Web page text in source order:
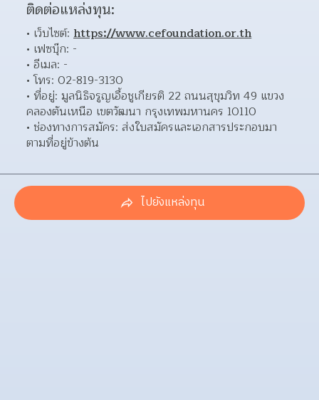
ติดต่อแหล่งทุน:
เว็บไซต์: https://www.cefoundation.or.th
เฟซบุ๊ก: -
อีเมล: -
โทร: 02-819-3130
ที่อยู่: มูลนิธิจรูญเอื้อชูเกียรติ 22 ถนนสุขุมวิท 49 แขวง
คลองตันเหนือ เขตวัฒนา กรุงเทพมหานคร 10110
ช่องทางการสมัคร: ส่งใบสมัครและเอกสารประกอบมา
ตามที่อยู่ข้างต้น
ไปยังแหล่งทุน